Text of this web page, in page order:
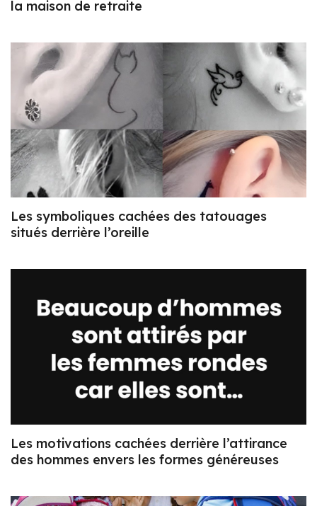
la maison de retraite
Les symboliques cachées des tatouages
situés derrière l’oreille
Les motivations cachées derrière l’attirance
des hommes envers les formes généreuses